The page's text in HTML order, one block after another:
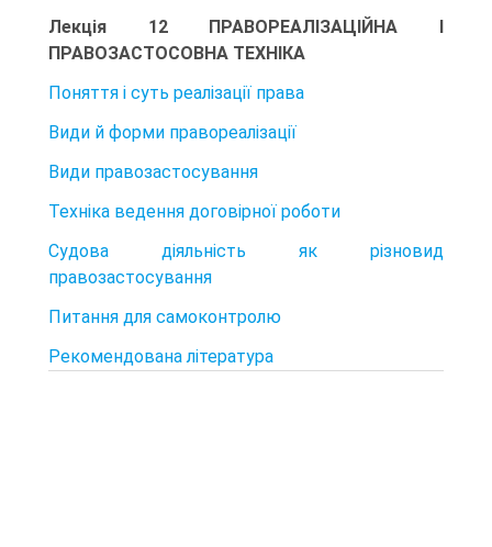
Лекція 12 ПРАВОРЕАЛІЗАЦІЙНА І
ПРАВОЗАСТОСОВНА ТЕХНІКА
Поняття і суть реалізації права
Види й форми правореалізації
Види правозастосування
Техніка ведення договірної роботи
Судова діяльність як різновид
правозастосування
Питання для самоконтролю
Рекомендована література